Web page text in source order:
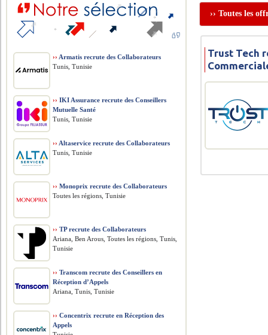
›› Toutes les
Trust Tech
›› Armatis recrute des Collaborateurs
Tunis, Tunisie
›› IKI Assurance recrute des Conseillers
Mutuelle Santé
Tunis, Tunisie
›› Altaservice recrute des Collaborateurs
Tunis, Tunisie
›› Monoprix recrute des Collaborateurs
Toutes les régions, Tunisie
›› TP recrute des Collaborateurs
Ariana, Ben Arous, Toutes les régions, Tunis,
Tunisie
›› Transcom recrute des Conseillers en
Réception d’Appels
Ariana, Tunis, Tunisie
›› Concentrix recrute en Réception des
Appels